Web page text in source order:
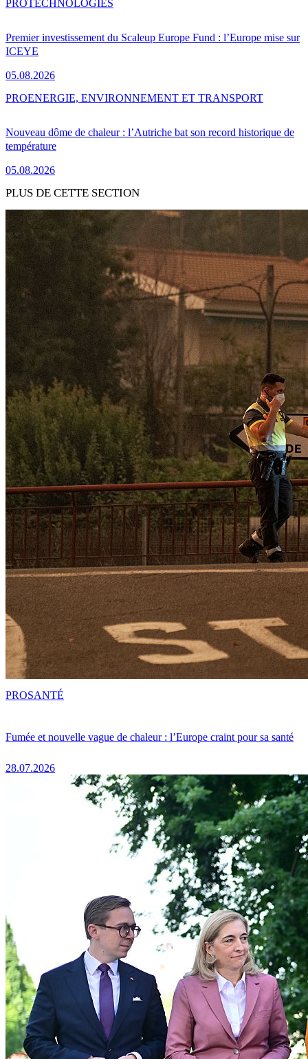
Premier investissement du Scaleup Europe Fund : l’Europe mise sur
ICEYE
05.08.2026
PROTECHNOLOGIES
Nouveau dôme de chaleur : l’Autriche bat son record historique de
température
05.08.2026
PROENERGIE, ENVIRONNEMENT ET TRANSPORT
PLUS DE CETTE SECTION
Fumée et nouvelle vague de chaleur : l’Europe craint pour sa santé
28.07.2026
PROSANTÉ